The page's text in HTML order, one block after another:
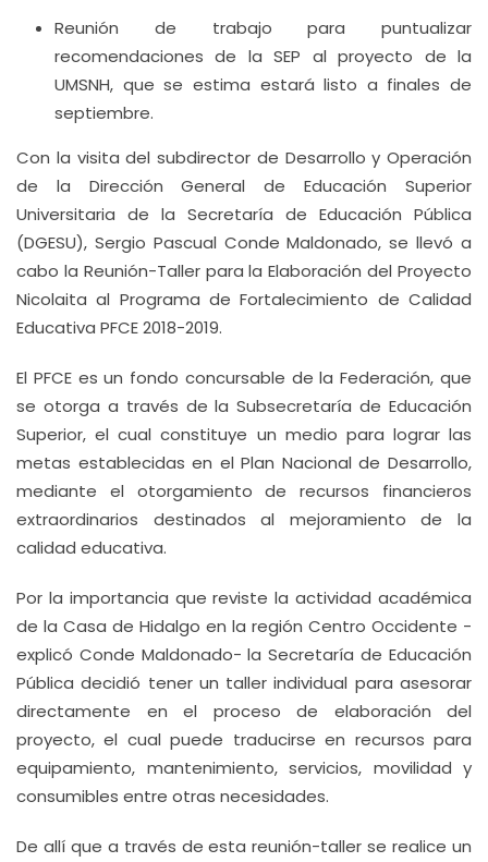
Reunión de trabajo para puntualizar
recomendaciones de la SEP al proyecto de la
UMSNH, que se estima estará listo a finales de
septiembre.
Con la visita del subdirector de Desarrollo y Operación
de la Dirección General de Educación Superior
Universitaria de la Secretaría de Educación Pública
(DGESU), Sergio Pascual Conde Maldonado, se llevó a
cabo la Reunión-Taller para la Elaboración del Proyecto
Nicolaita al Programa de Fortalecimiento de Calidad
Educativa PFCE 2018-2019.
El PFCE es un fondo concursable de la Federación, que
se otorga a través de la Subsecretaría de Educación
Superior, el cual constituye un medio para lograr las
metas establecidas en el Plan Nacional de Desarrollo,
mediante el otorgamiento de recursos financieros
extraordinarios destinados al mejoramiento de la
calidad educativa.
Por la importancia que reviste la actividad académica
de la Casa de Hidalgo en la región Centro Occidente -
explicó Conde Maldonado- la Secretaría de Educación
Pública decidió tener un taller individual para asesorar
directamente en el proceso de elaboración del
proyecto, el cual puede traducirse en recursos para
equipamiento, mantenimiento, servicios, movilidad y
consumibles entre otras necesidades.
De allí que a través de esta reunión-taller se realice un